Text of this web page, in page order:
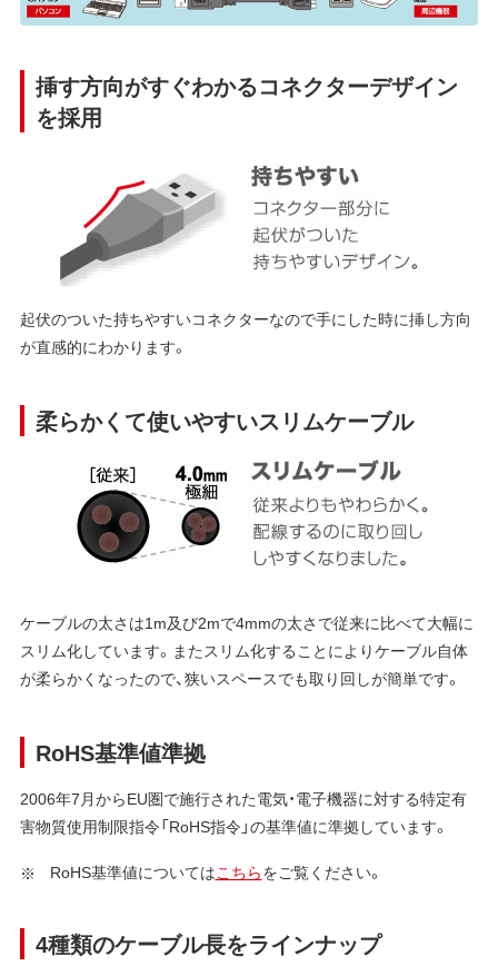
挿す方向がすぐわかるコネクターデザイン
を採用
起伏のついた持ちやすいコネクターなので手にした時に挿し方向
が直感的にわかります。
柔らかくて使いやすいスリムケーブル
ケーブルの太さは1m及び2mで4mmの太さで従来に比べて大幅に
スリム化しています。またスリム化することによりケーブル自体
が柔らかくなったので、狭いスペースでも取り回しが簡単です。
RoHS基準値準拠
2006年7月からEU圏で施行された電気・電子機器に対する特定有
害物質使用制限指令「RoHS指令」の基準値に準拠しています。
RoHS基準値についてはこちらをご覧ください。
4種類のケーブル長をラインナップ